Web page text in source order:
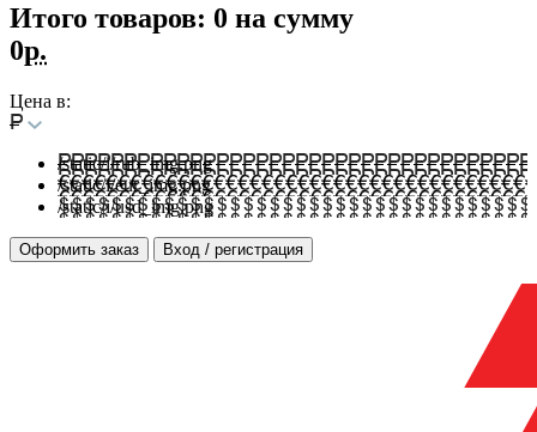
Итого товаров: 0 на сумму
0р.
Цена в:
/static/i/rub_img.png
/static/i/eur_img.png
/static/i/usd_img.png
Оформить заказ Вход / регистрация